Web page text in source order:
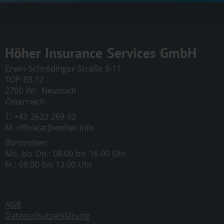
Gestaltung sowie auf die Inhalte der verknüpften
Seiten. Das Setzen von externen Links bedeutet
nicht, dass sich der Anbieter die hinter dem
Verweis oder Link liegenden Inhalte zu eigen
macht.
Eine ständige Kontrolle dieser externen Links ist
für den Anbieter ohne konkrete Hinweise auf
Rechtsverstöße nicht zumutbar. Bei
Kenntniserlangung von Rechtsverstößen werden
jedoch derartige externe Links unverzüglich
Werbeanzeigen:
Werbeanzeigen ist deren jeweiliger Autor
Höher Insurance Services GmbH
Erwin-Schrödinger-Straße 9-11
TOP B3.12
2700 Wr. Neustadt
Österreich
T: +43 2622 269 02
M: office(at)hoeher.info
Bürozeiten:
Mo. bis Do.: 08.00 bis 16.00 Uhr
Fr.: 08.00 bis 13.00 Uhr
AGB
Datenschutzerklärung